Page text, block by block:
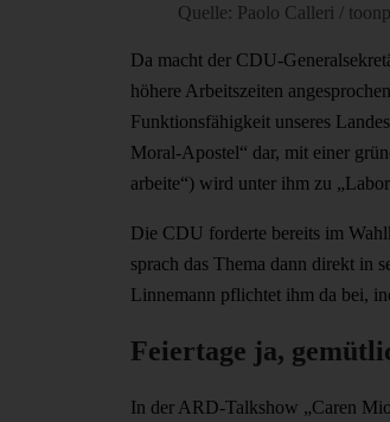
Quelle: Paolo Calleri /
Da macht der CDU-
höhere Arbeitszeiten
Funktionsfähigkeit unseres
Moral-Apostel“ dar, mit einer
arbeite“) wird unter ihm zu
Die CDU forderte bereits im
sprach das Thema dann direkt in
Linnemann pflichtet ihm da bei,
Feiertage ja,
In der ARD-Talkshow „Caren